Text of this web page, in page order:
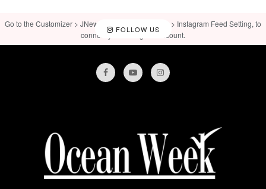
FOLLOW US
Go to the Customizer > JNews : Social, Like & View > Instagram Feed Setting, to
connect your Instagram account.